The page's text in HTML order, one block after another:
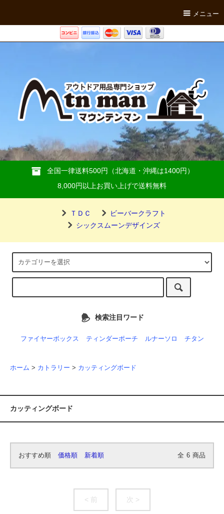
メニュー
全国一律送料500円（北海道・沖縄は1400円）
8,000円以上お買い上げで送料無料
ＴＤＣ
ビーバークラフト
シックスムーンデザインズ
検索注目ワード
ファイヤーボックス ティンダーポーチ ルナーソロ チタン
ホーム > カトラリー > カッティングボード
カッティングボード
おすすめ順 価格順 新着順 全 6 商品
< 前 次 >